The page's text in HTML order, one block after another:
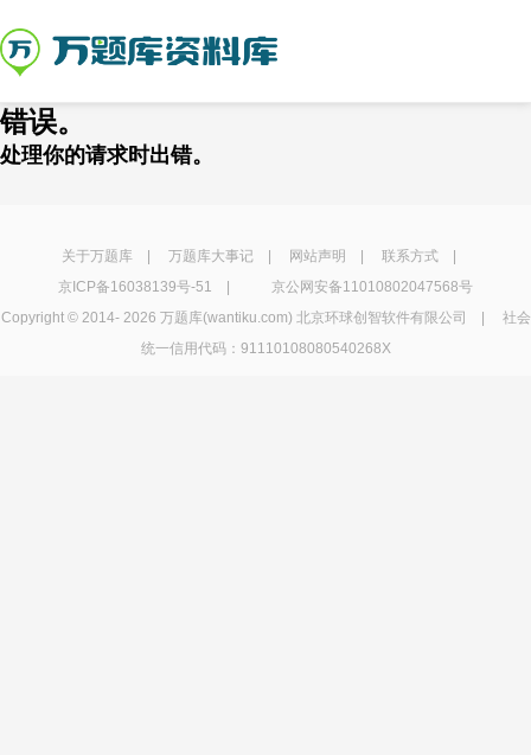
错误。
处理你的请求时出错。
关于万题库| 万题库大事记| 网站声明 联系方式|
京ICP备16038139号-51
京公网安备11010802047568号
Copyright © 2014- 2026 万题库(wantiku.com) 北京环球创智软件有限公司 | 社会
统一信用代码：91110108080540268X